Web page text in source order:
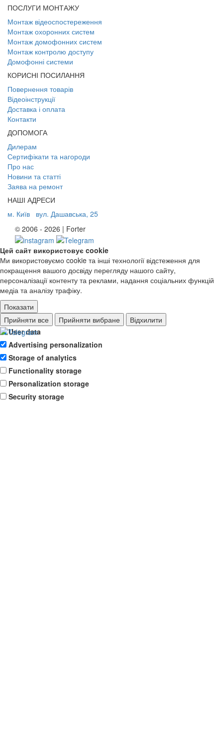
ПОСЛУГИ МОНТАЖУ
Монтаж відеоспостереження
Монтаж охоронних систем
Монтаж домофонних систем
Монтаж контролю доступу
Домофонні системи
КОРИСНІ ПОСИЛАННЯ
Повернення товарів
Відеоінструкції
Доставка і оплата
Контакти
ДОПОМОГА
Дилерам
Сертифікати та нагороди
Про нас
Новини та статті
Заява на ремонт
НАШІ АДРЕСИ
м. Київ
вул. Дашавська, 25
© 2006 - 2026 | Forter
Цей сайт використовує cookie
Ми використовуємо cookie та інші технології відстеження для
покращення вашого досвіду перегляду нашого сайту,
персоналізації контенту та реклами, надання соціальних функцій
медіа та аналізу трафіку.
Показати
Ad storage
User data
Advertising personalization
Storage of analytics
Functionality storage
Personalization storage
Security storage
Прийняти все Прийняти вибране Відхилити